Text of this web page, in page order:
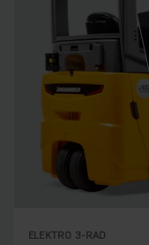
ELEKTRO 3-RAD